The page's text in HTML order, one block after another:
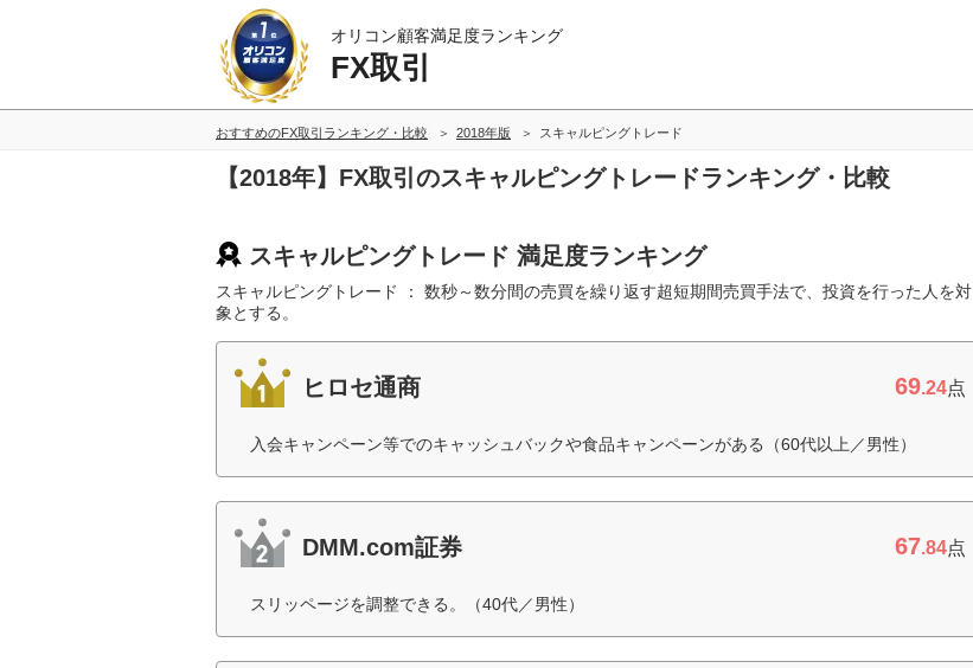
オリコン顧客満足度ランキング
FX取引
おすすめのFX取引ランキング・比較 2018年版 スキャルピングトレード
【2018年】FX取引のスキャルピングトレードランキング・比較
スキャルピングトレード 満足度ランキング
スキャルピングトレード ： 数秒～数分間の売買を繰り返す超短期間売買手法で、投資を行った人を対
象とする。
ヒロセ通商 69.24点
入会キャンペーン等でのキャッシュバックや食品キャンペーンがある（60代以上／男性）
DMM.com証券 67.84点
スリッページを調整できる。（40代／男性）